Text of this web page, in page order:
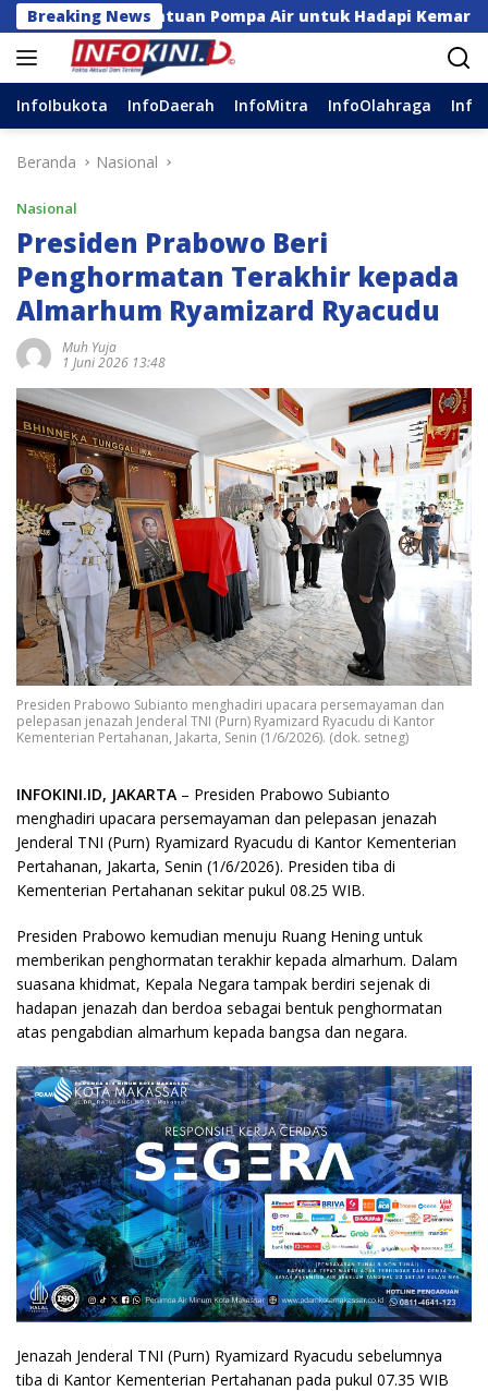
Langsung
ke
konten
Breaking News
Bantuan Pompa Air untuk Hadapi Kemarau di Sulsel
InfoIbukota InfoDaerah InfoMitra InfoOlahraga
Beranda Nasional
Nasional
Presiden Prabowo Beri
Penghormatan Terakhir kepada
Almarhum Ryamizard Ryacudu
Muh Yuja
1 Juni 2026 13:48
Presiden Prabowo Subianto menghadiri upacara persemayaman dan
pelepasan jenazah Jenderal TNI (Purn) Ryamizard Ryacudu di Kantor
Kementerian Pertahanan, Jakarta, Senin (1/6/2026). (dok. setneg)
INFOKINI.ID, JAKARTA – Presiden Prabowo Subianto
menghadiri upacara persemayaman dan pelepasan jenazah
Jenderal TNI (Purn) Ryamizard Ryacudu di Kantor Kementerian
Pertahanan, Jakarta, Senin (1/6/2026). Presiden tiba di
Kementerian Pertahanan sekitar pukul 08.25 WIB.
Presiden Prabowo kemudian menuju Ruang Hening untuk
memberikan penghormatan terakhir kepada almarhum. Dalam
suasana khidmat, Kepala Negara tampak berdiri sejenak di
hadapan jenazah dan berdoa sebagai bentuk penghormatan
atas pengabdian almarhum kepada bangsa dan negara.
Jenazah Jenderal TNI (Purn) Ryamizard Ryacudu sebelumnya
tiba di Kantor Kementerian Pertahanan pada pukul 07.35 WIB